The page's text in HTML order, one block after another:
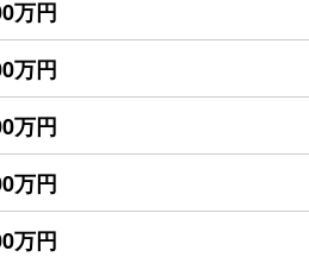
万円
万円
万円
万円
万円